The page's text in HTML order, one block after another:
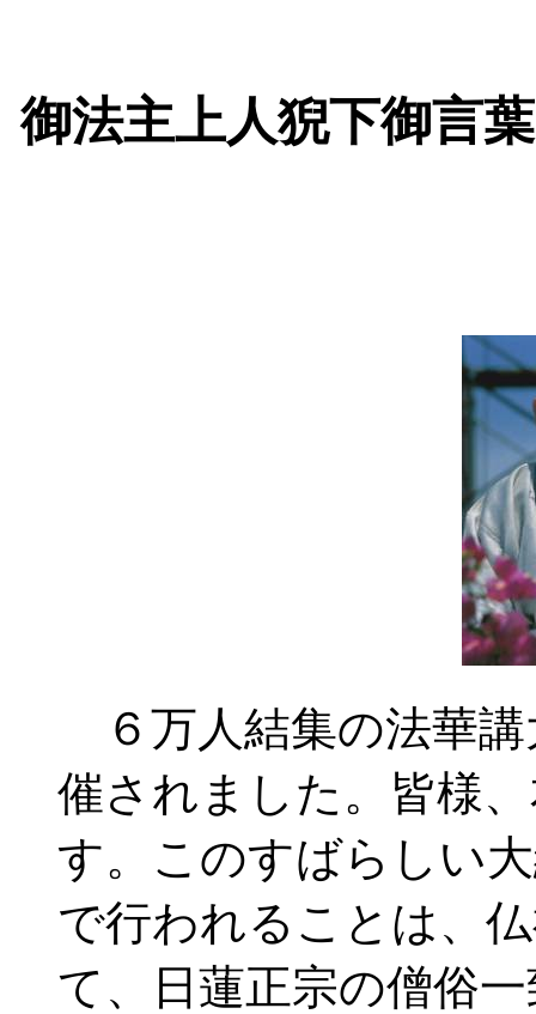
御法主上人猊下御言
６万人結集の法華講
催されました。皆様
す。このすばらしい
で行われることは、
て、日蓮正宗の僧俗